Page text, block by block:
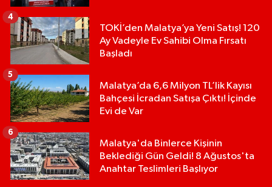
TOKİ’den Malatya’ya Yeni Satış! 120
Ay Vadeyle Ev Sahibi Olma Fırsatı
Başladı
4
Malatya’da 6,6 Milyon TL’lik Kayısı
Bahçesi İcradan Satışa Çıktı! İçinde
Evi de Var
5
Malatya'da Binlerce Kişinin
Beklediği Gün Geldi! 8 Ağustos'ta
Anahtar Teslimleri Başlıyor
6